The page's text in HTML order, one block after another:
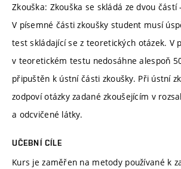
Zkouška: Zkouška se skládá ze dvou částí
V písemné části zkoušky student musí
test skládající se z teoretických otázek. V
v teoretickém testu nedosáhne alespoň
připuštěn k ústní části zkoušky. Při ústní
zodpoví otázky zadané zkoušejícím v
a odcvičené látky.
UČEBNÍ CÍLE
Kurs je zaměřen na metody používané k